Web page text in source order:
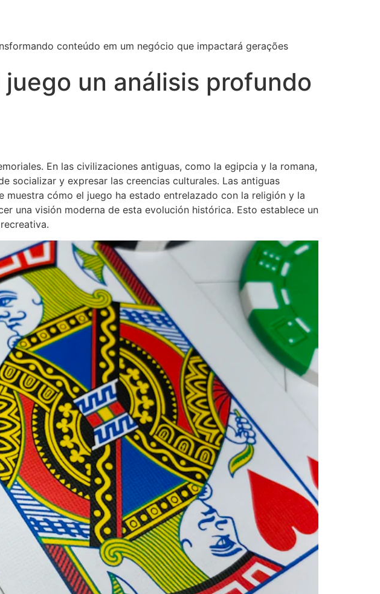
conteúdo em um negócio que impactará gerações
un análisis profundo
En las civilizaciones antiguas, como la egipcia y la romana,
socializar y expresar las creencias culturales. Las antiguas
cómo el juego ha estado entrelazado con la religión y la
una visión moderna de esta evolución histórica. Esto establece un